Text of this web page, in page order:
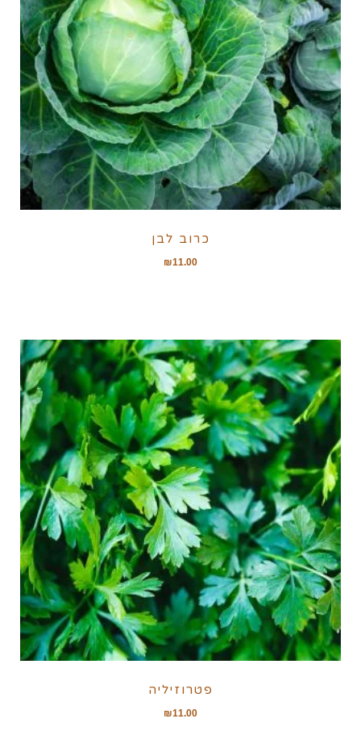
כרוב לבן
₪11.00
פטרוזיליה
₪11.00